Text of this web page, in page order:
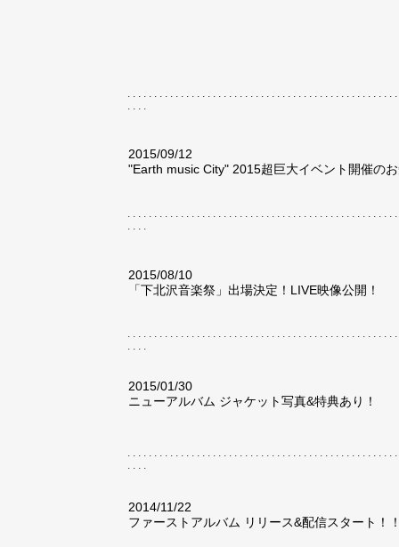
....
2015/09/12
"Earth music City" 2015超巨大イベント開催の
....
2015/08/10
「下北沢音楽祭」出場決定！LIVE映像公開！
....
2015/01/30
ニューアルバム ジャケット写真&特典あり！
....
2014/11/22
ファーストアルバム リリース&配信スタート！